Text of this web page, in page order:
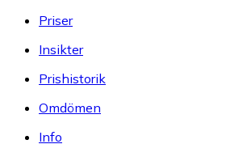
Priser
Insikter
Prishistorik
Omdömen
Info